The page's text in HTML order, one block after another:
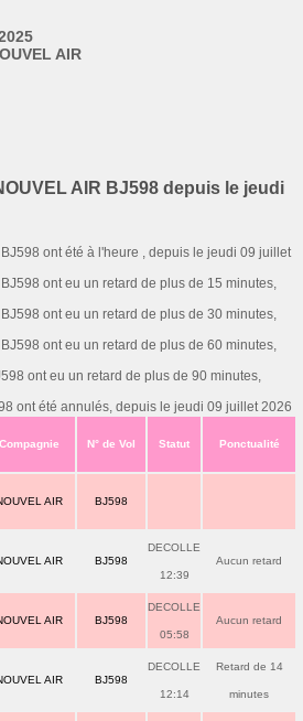
AIR
AIR BJ598 depuis le jeudi
ont été à l'heure , depuis le jeudi 09 juillet
ont eu un retard de plus de 15 minutes,
ont eu un retard de plus de 30 minutes,
ont eu un retard de plus de 60 minutes,
ont eu un retard de plus de 90 minutes,
ont été annulés, depuis le jeudi 09 juillet 2026
Compagnie N° de Vol Statut Ponctualité
AIR BJ598
AIR BJ598
DECOLLE
12:39
Aucun retard
AIR BJ598
DECOLLE
05:58
Aucun retard
AIR BJ598
DECOLLE
12:14
Retard de 14
minutes